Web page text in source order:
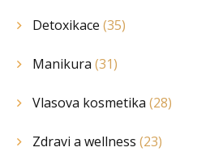
Detoxikace (35)
Manikura (31)
Vlasova kosmetika (28)
Zdravi a wellness (23)